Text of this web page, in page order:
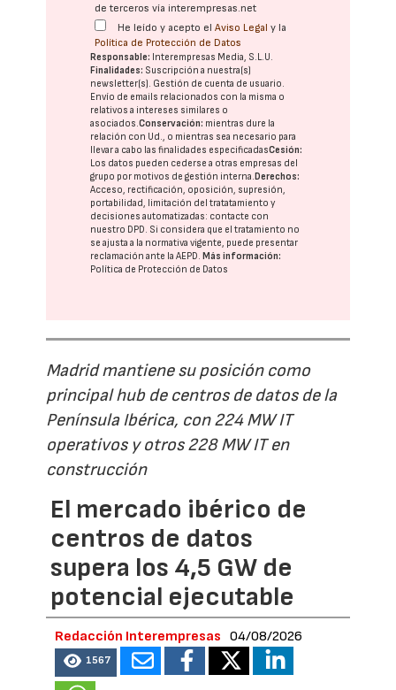
de terceros vía interempresas.net
He leído y acepto elAviso Legal y la
Política de Protección de Datos
Responsable: Interempresas Media, S.L.U.
Finalidades: Suscripción a nuestra(s)
newsletter(s). Gestión de cuenta de usuario.
Envío de emails relacionados con la misma o
relativos a intereses similares o
asociados.Conservación: mientras dure la
relación con Ud., o mientras sea necesario para
llevar a cabo las finalidades especificadasCesión:
Los datos pueden cederse a otras empresas del
grupo por motivos de gestión interna. Derechos:
Acceso, rectificación, oposición, supresión,
portabilidad, limitación del tratatamiento y
decisiones automatizadas: contacte con
nuestro DPD. Si considera que el tratamiento no
se ajusta a la normativa vigente, puede presentar
reclamación ante laAEPD. Más información:
Política de Protección de Datos
Madrid mantiene su posición como
principal hub de centros de datos de la
Península Ibérica, con 224 MW IT
operativos y otros 228 MW IT en
construcción
El mercado ibérico de
centros de datos
supera los 4,5 GW de
potencial ejecutable
Redacción Interempresas 04/08/2026
1567